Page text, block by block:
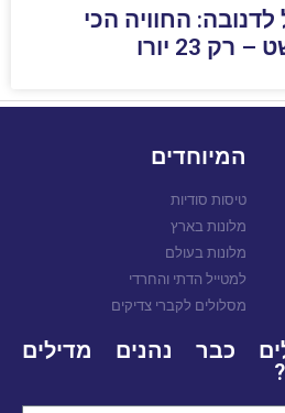
החוויה הכי
23 יורו
המיוחדים
טיסות סודיות
מלונות בארץ
מלונות בעולם
למטייל הדתי והחרדי
מסלולים לקברי צדיקים
כבר נהנים מדילים